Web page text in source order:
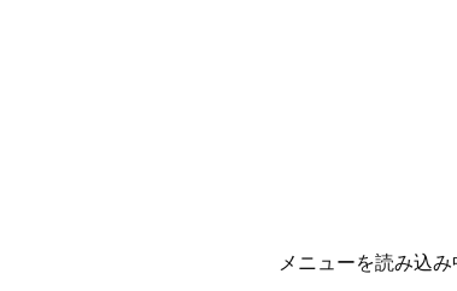
メニューを読み込み